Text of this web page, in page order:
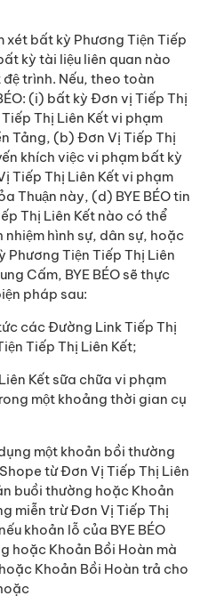
xét bất kỳ Phương Tiện Tiếp
kỳ tài liệu liên quan nào
trình. Nếu, theo toàn
(i) bất kỳ Đơn vị Tiếp Thị
Thị Liên Kết vi phạm
Tảng, (b) Đơn Vị Tiếp Thị
khích việc vi phạm bất kỳ
Tiếp Thị Liên Kết vi phạm
Thuận này, (d) BYE BÉO tin
Thị Liên Kết nào có thể
nhiệm hình sự, dân sự, hoặc
Tiện Tiếp Thị Liên
Cấm, BYE BÉO sẽ thực
pháp sau:
các Đường Link Tiếp Thị
Tiếp Thị Liên Kết;
Kết sữa chữa vi phạm
một khoảng thời gian cụ
một khoản bồi thường
từ Đơn Vị Tiếp Thị Liên
buồi thường hoặc Khoản
miễn trừ Đơn Vị Tiếp Thị
khoản lỗ của BYE BÉO
hoặc Khoản Bồi Hoàn mà
Khoản Bồi Hoàn trả cho